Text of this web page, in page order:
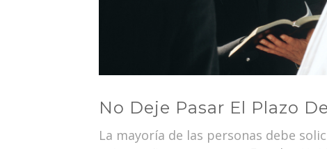
No Deje Pasar El Plazo
La mayoría de las personas debe